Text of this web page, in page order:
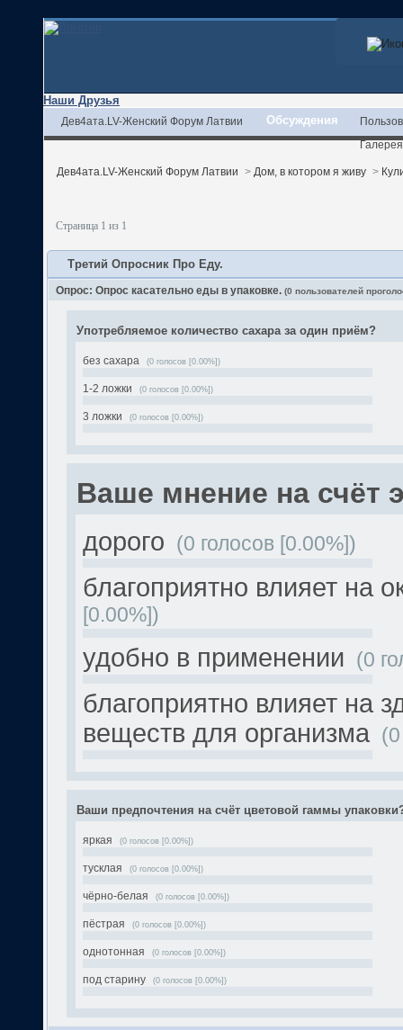
Наши Друзья
Дев4ата.LV-Женский Форум Латвии Обсуждения
Галерея
Дев4ата.LV-Женский Форум Латвии > Дом, в котором я живу >
Страница 1 из 1
Третий Опросник Про Еду.
Опрос: Опрос касательно еды в упаковке. (0 пользователей
Употребляемое количество сахара за один приём?
без сахара (0 голосов [0.00%])
1-2 ложки (0 голосов [0.00%])
3 ложки (0 голосов [0.00%])
Ваше мнение на счёт
дорого (0 голосов [0.00%])
благоприятно влияет на
[0.00%])
удобно в применении (0
благоприятно влияет на
веществ для организма
Ваши предпочтения на счёт цветовой гаммы
яркая (0 голосов [0.00%])
тусклая (0 голосов [0.00%])
чёрно-белая (0 голосов [0.00%])
пёстрая (0 голосов [0.00%])
однотонная (0 голосов [0.00%])
под старину (0 голосов [0.00%])